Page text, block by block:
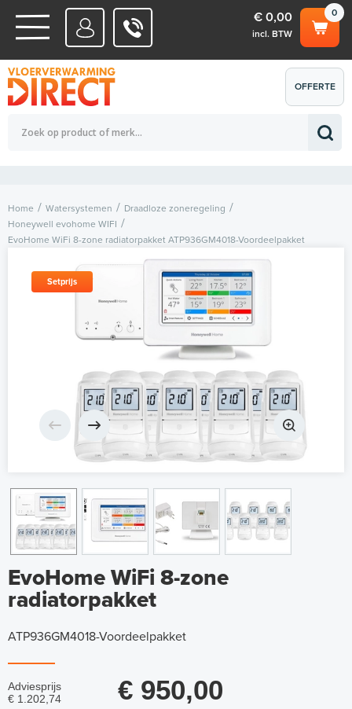
WATERSYSTEMEN
ELEKTRISCHE SYSTEMEN
0
€ 0,00
incl. BTW
Totaalbedrag (incl. BTW) € 0,00
OFFERTE
AANVRAGEN
Home Watersystemen
Draadloze zoneregeling
Honeywell evohome WIFI
EvoHome WiFi 8-zone radiatorpakket ATP936GM4018-Voordeelpakket
Setprijs
EvoHome WiFi 8-zone
radiatorpakket
ATP936GM4018-Voordeelpakket
Adviesprijs
€ 1.202,74
€ 950,00